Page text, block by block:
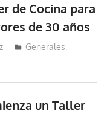
de Cocina para
de 30 años
Generales,
un Taller